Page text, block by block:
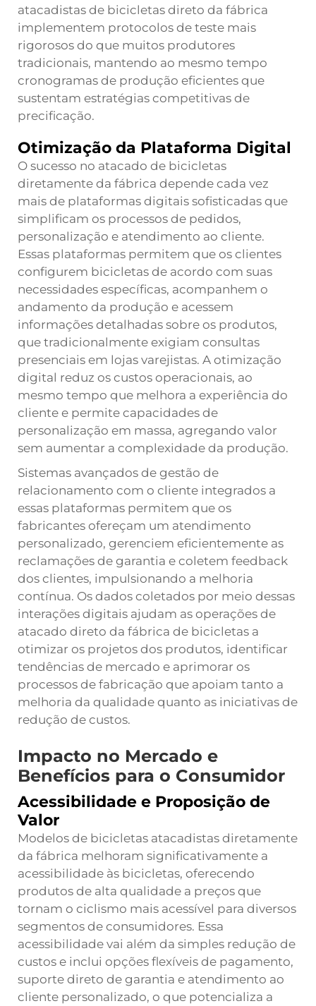
atacadistas de bicicletas direto da fábrica
implementem protocolos de teste mais
rigorosos do que muitos produtores
tradicionais, mantendo ao mesmo tempo
cronogramas de produção eficientes que
sustentam estratégias competitivas de
precificação.
Otimização da Plataforma Digital
O sucesso no atacado de bicicletas
diretamente da fábrica depende cada vez
mais de plataformas digitais sofisticadas que
simplificam os processos de pedidos,
personalização e atendimento ao cliente.
Essas plataformas permitem que os clientes
configurem bicicletas de acordo com suas
necessidades específicas, acompanhem o
andamento da produção e acessem
informações detalhadas sobre os produtos,
que tradicionalmente exigiam consultas
presenciais em lojas varejistas. A otimização
digital reduz os custos operacionais, ao
mesmo tempo que melhora a experiência do
cliente e permite capacidades de
personalização em massa, agregando valor
sem aumentar a complexidade da produção.
Sistemas avançados de gestão de
relacionamento com o cliente integrados a
essas plataformas permitem que os
fabricantes ofereçam um atendimento
personalizado, gerenciem eficientemente as
reclamações de garantia e coletem feedback
dos clientes, impulsionando a melhoria
contínua. Os dados coletados por meio dessas
interações digitais ajudam as operações de
atacado direto da fábrica de bicicletas a
otimizar os projetos dos produtos, identificar
tendências de mercado e aprimorar os
processos de fabricação que apoiam tanto a
melhoria da qualidade quanto as iniciativas de
redução de custos.
Impacto no Mercado e
Benefícios para o Consumidor
Acessibilidade e Proposição de
Valor
Modelos de bicicletas atacadistas diretamente
da fábrica melhoram significativamente a
acessibilidade às bicicletas, oferecendo
produtos de alta qualidade a preços que
tornam o ciclismo mais acessível para diversos
segmentos de consumidores. Essa
acessibilidade vai além da simples redução de
custos e inclui opções flexíveis de pagamento,
suporte direto de garantia e atendimento ao
cliente personalizado, o que potencializa a